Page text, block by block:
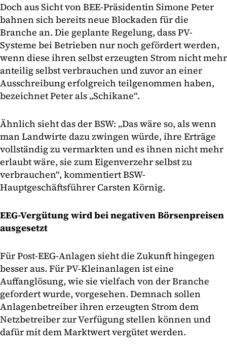
Doch aus Sicht von BEE-Präsidentin Simone Peter
bahnen sich bereits neue Blockaden für die
Branche an. Die geplante Regelung, dass PV-
Systeme bei Betrieben nur noch gefördert werden,
wenn diese ihren selbst erzeugten Strom nicht mehr
anteilig selbst verbrauchen und zuvor an einer
Ausschreibung erfolgreich teilgenommen haben,
bezeichnet Peter als „Schikane“.
Ähnlich sieht das der BSW: „Das wäre so, als wenn
man Landwirte dazu zwingen würde, ihre Erträge
vollständig zu vermarkten und es ihnen nicht mehr
erlaubt wäre, sie zum Eigenverzehr selbst zu
verbrauchen“, kommentiert BSW-
Hauptgeschäftsführer Carsten Körnig.
EEG-Vergütung wird bei negativen Börsenpreisen
ausgesetzt
Für Post-EEG-Anlagen sieht die Zukunft hingegen
besser aus. Für PV-Kleinanlagen ist eine
Auffanglösung, wie sie vielfach von der Branche
gefordert wurde, vorgesehen. Demnach sollen
Anlagenbetreiber ihren erzeugten Strom dem
Netzbetreiber zur Verfügung stellen können und
dafür mit dem Marktwert vergütet werden.